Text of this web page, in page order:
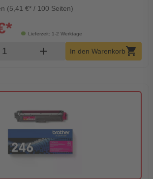
(5,41 €* / 100 Seiten)
Lieferzeit: 1-2 Werktage
Warenkorb Menge
add In den Warenkorbshopping_cart